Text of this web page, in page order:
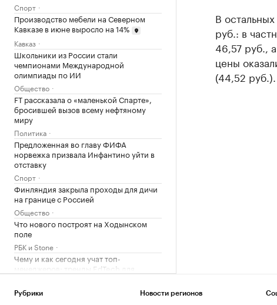
Спорт
Производство мебели на Северном
Кавказе в июне выросло на 14%
Кавказ
Школьники из России стали
чемпионами Международной
олимпиады по ИИ
Общество
FT рассказала о «маленькой Спарте»,
бросившей вызов всему нефтяному
миру
Политика
Предложенная во главу ФИФА
норвежка призвала Инфантино уйти в
отставку
Спорт
Финляндия закрыла проходы для дичи
на границе с Россией
Общество
Что нового построят на Ходынском
поле
РБК и Stone
Чему и как сегодня учат топ-
менеджеров: тренды EdTech для
управленцев
Образование
В
руб.: в
46,57 руб.,
цены
(44,52 руб.).
Рубрики Новости регионов